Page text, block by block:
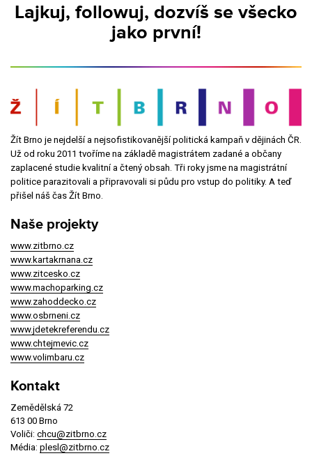
Lajkuj, followuj, dozvíš se všecko
jako první!
Žít Brno je nejdelší a nejsofistikovanější politická kampaň v dějinách ČR.
Už od roku 2011 tvoříme na základě magistrátem zadané a občany
zaplacené studie kvalitní a čtený obsah. Tři roky jsme na magistrátní
politice parazitovali a připravovali si půdu pro vstup do politiky. A teď
přišel náš čas Žít Brno.
Naše projekty
www.zitbrno.cz
www.kartakrnana.cz
www.zitcesko.cz
www.machoparking.cz
www.zahoddecko.cz
www.osbrneni.cz
www.jdetekreferendu.cz
www.chtejmevic.cz
www.volimbaru.cz
Kontakt
Zemědělská 72
613 00 Brno
Voliči: chcu@zitbrno.cz
Média: plesl@zitbrno.cz